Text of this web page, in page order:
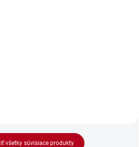
všetky súvisiace produkty